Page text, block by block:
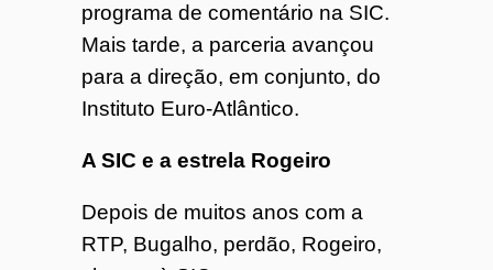
programa de comentário na SIC.
Mais tarde, a parceria avançou
para a direção, em conjunto, do
Instituto Euro-Atlântico.
A SIC e a estrela Rogeiro
Depois de muitos anos com a
RTP, Bugalho, perdão, Rogeiro,